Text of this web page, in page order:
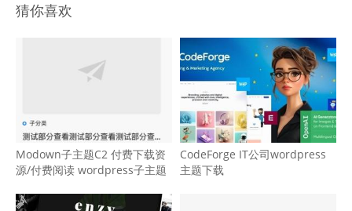
猜你喜欢
Modown子主题C2 付费下载资
源/付费阅读 wordpress子主题
CodeForge IT公司wordpress
主题下载